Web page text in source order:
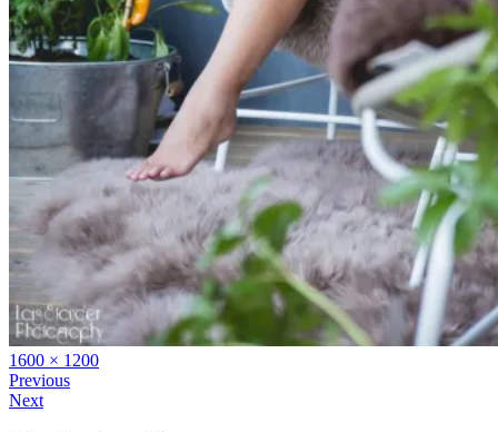
Full
size
1600 × 1200
Previous
Next